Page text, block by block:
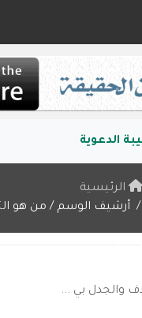
الدعوية
الرئيسية
أرشيف الوسم / من هو
والجدل بي ...